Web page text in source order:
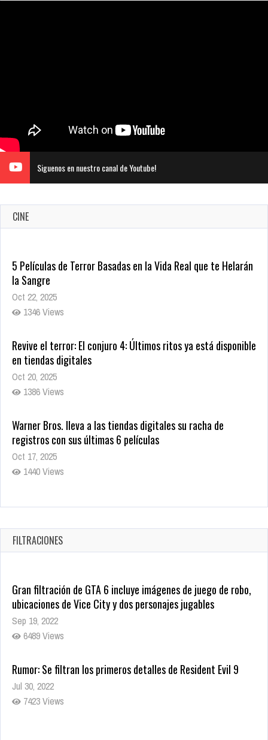
Siguenos en nuestro canal de Youtube!
CINE
5 Películas de Terror Basadas en la Vida Real que te Helarán
la Sangre
Oct 22, 2025
1346 Views
Revive el terror: El conjuro 4: Últimos ritos ya está disponible
en tiendas digitales
Oct 20, 2025
1386 Views
Warner Bros. lleva a las tiendas digitales su racha de
registros con sus últimas 6 películas
Oct 17, 2025
1440 Views
CRUNCHYROLL ANUNCIA FECHA DE ESTRENO EN CINES DE
Oct 7, 2025
1762 Views
FILTRACIONES
Gran filtración de GTA 6 incluye imágenes de juego de robo,
ubicaciones de Vice City y dos personajes jugables
Sep 19, 2022
6489 Views
Rumor: Se filtran los primeros detalles de Resident Evil 9
Jul 30, 2022
7423 Views